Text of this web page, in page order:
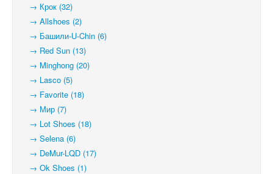
→ Крок (32)
→ Allshoes (2)
→ Башили-U-Chin (6)
→ Red Sun (13)
→ Minghong (20)
→ Lasco (5)
→ Favorite (18)
→ Мир (7)
→ Lot Shoes (18)
→ Selena (6)
→ DeMur-LQD (17)
→ Ok Shoes (1)